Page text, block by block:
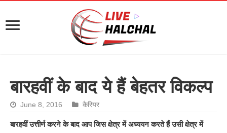
बारहवीं के बाद ये हैं बेहतर विकल्प
June 8, 2016 कैरियर
बारहवीं उत्तीर्ण करने के बाद आप जिस क्षेत्र में अध्ययन करते हैं उसी क्षेत्र में